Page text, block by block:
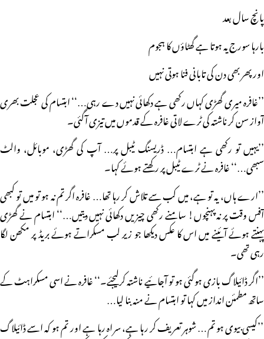
پانچ سال بعد
بارہا سورج یہ ہوتا ہے گھٹاؤں کا ہجوم
اور پھر بھی دن کی تابانی فنا ہوتی نہیں
’’غافرہ میری گھڑی کہاں رکھی ہے دکھائی نہیں دے رہی…‘‘ ابتسام کی عجلت بھری
آواز سن کر ناشتہ کی ٹرے لاتی غافرہ کے قدموں میں تیزی آگئی۔
’’یہیں تو رکھی ہے ابتسام… ڈریسنگ ٹیبل پر… آپ کی گھڑی، موبائل، والٹ
سبھی…‘‘ غافرہ نے ٹرے ٹیبل پر رکھتے ہوئے کہا۔
’’ارے ہاں، یہ تو ہے، میں کب سے تلاش کر رہا تھا… غافرہ اگر تم نہ ہو تو میں تو کبھی
آفس وقت پر نہ پہنچوں! سامنے رکھی چیزیں دکھائی نہیں دیتیں…‘‘ ابتسام نے گھڑی
پہنتے ہوئے آئینے میں اس کا عکس دیکھا جو زیر لب مسکراتے ہوئے بریڈ پر مکھن لگا
رہی تھی۔
’’اگر ڈائیلاگ بازی ہوگئی ہو تو آجائیے ناشتہ کرلیجئے۔‘‘ غافرہ نے اسی مسکراہٹ کے
ساتھ مطمئن انداز میں کہا تو ابتسام نے منہ بنا لیا…
’’کیسی بیوی ہو تم… شوہر تعریف کر رہا ہے، سراہ رہا ہے اور تم ہو کہ اسے ڈائیلاگ